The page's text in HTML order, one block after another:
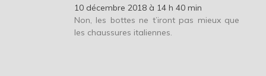
10 décembre 2018 à 14 h 40 min
Non, les bottes ne t’iront pas mieux que
les chaussures italiennes.